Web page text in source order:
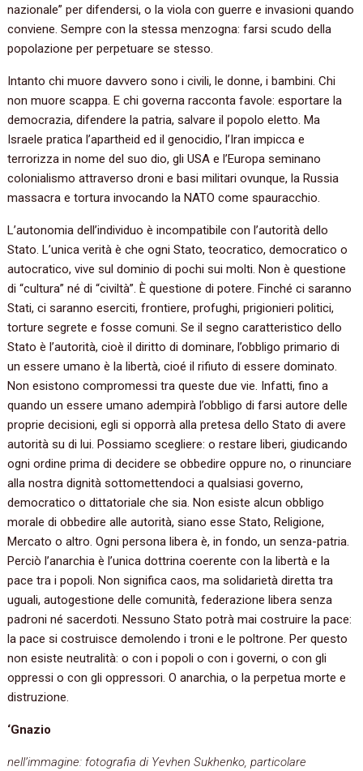
nazionale” per difendersi, o la viola con guerre e invasioni quando
conviene. Sempre con la stessa menzogna: farsi scudo della
popolazione per perpetuare se stesso.
Intanto chi muore davvero sono i civili, le donne, i bambini. Chi
non muore scappa. E chi governa racconta favole: esportare la
democrazia, difendere la patria, salvare il popolo eletto. Ma
Israele pratica l’apartheid ed il genocidio, l’Iran impicca e
terrorizza in nome del suo dio, gli USA e l’Europa seminano
colonialismo attraverso droni e basi militari ovunque, la Russia
massacra e tortura invocando la NATO come spauracchio.
L’autonomia dell’individuo è incompatibile con l’autorità dello
Stato. L’unica verità è che ogni Stato, teocratico, democratico o
autocratico, vive sul dominio di pochi sui molti. Non è questione
di “cultura” né di “civiltà”. È questione di potere. Finché ci saranno
Stati, ci saranno eserciti, frontiere, profughi, prigionieri politici,
torture segrete e fosse comuni. Se il segno caratteristico dello
Stato è l’autorità, cioè il diritto di dominare, l’obbligo primario di
un essere umano è la libertà, cioé il rifiuto di essere dominato.
Non esistono compromessi tra queste due vie. Infatti, fino a
quando un essere umano adempirà l’obbligo di farsi autore delle
proprie decisioni, egli si opporrà alla pretesa dello Stato di avere
autorità su di lui. Possiamo scegliere: o restare liberi, giudicando
ogni ordine prima di decidere se obbedire oppure no, o rinunciare
alla nostra dignità sottomettendoci a qualsiasi governo,
democratico o dittatoriale che sia. Non esiste alcun obbligo
morale di obbedire alle autorità, siano esse Stato, Religione,
Mercato o altro. Ogni persona libera è, in fondo, un senza-patria.
Perciò l’anarchia è l’unica dottrina coerente con la libertà e la
pace tra i popoli. Non significa caos, ma solidarietà diretta tra
uguali, autogestione delle comunità, federazione libera senza
padroni né sacerdoti. Nessuno Stato potrà mai costruire la pace:
la pace si costruisce demolendo i troni e le poltrone. Per questo
non esiste neutralità: o con i popoli o con i governi, o con gli
oppressi o con gli oppressori. O anarchia, o la perpetua morte e
distruzione.
‘Gnazio
nell’immagine: fotografia di Yevhen Sukhenko, particolare